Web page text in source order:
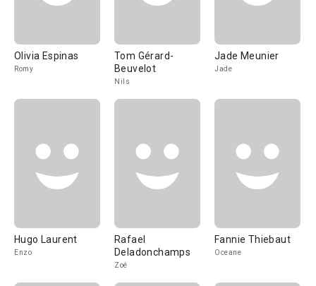
Olivia Espinas
Romy
Tom Gérard-
Beuvelot
Nils
Jade Meunier
Jade
Hugo Laurent
Enzo
Rafael
Deladonchamps
Zoé
Fannie Thiebaut
Oceane